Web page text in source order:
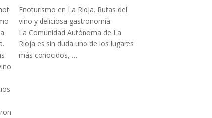
Enoturismo en La Rioja. Rutas del
vino y deliciosa gastronomía
La Comunidad Autónoma de La
Rioja es sin duda uno de los lugares
más conocidos, …